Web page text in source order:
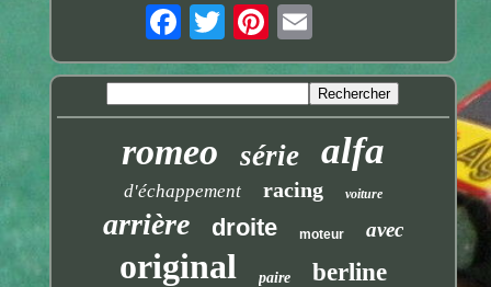
romeo série alfa
d'échappement racing voiture
arrière droite moteur avec
original paire berline